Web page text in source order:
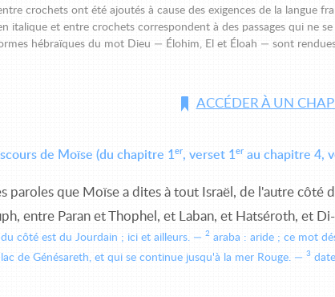
crochets ont été ajoutés à cause des exigences de la langue
italique et entre crochets correspondent à des passages qui ne
hébraïques du mot Dieu — Élohim, El et Éloah — sont
ACCÉDER À UN
de Moïse (du chapitre 1er, verset 1er au chapitre 4,
paroles que Moïse a dites à tout Israël, de l'autre côté
entre Paran et Thophel, et Laban, et Hatséroth, et
côté est du Jourdain ; ici et ailleurs. 2 araba : aride ; ce mot
de Génésareth, et qui se continue jusqu'à la mer Rouge.
3